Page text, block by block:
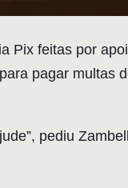
Pix feitas por
pagar multas
pediu